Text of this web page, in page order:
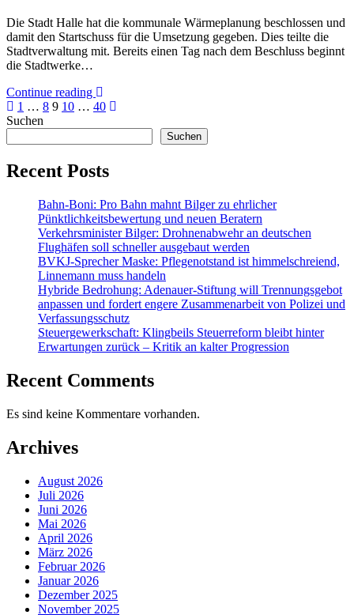
Die Stadt Halle hat die kommunale Wärmeplanung beschlossen und
damit den Startschuss für die Umsetzung gegeben. Dies teilte die
Stadtverwaltung mit. Bereits einen Tag nach dem Beschluss beginnt
die Stadtwerke…
Continue reading
Seitennummerierung
der
1 … 8 9 10 … 40
Suchen
Suchen
Recent Posts
Bahn-Boni: Pro Bahn mahnt Bilger zu ehrlicher
Pünktlichkeitsbewertung und neuen Beratern
Verkehrsminister Bilger: Drohnenabwehr an deutschen
Flughäfen soll schneller ausgebaut werden
BVKJ-Sprecher Maske: Pflegenotstand ist himmelschreiend,
Linnemann muss handeln
Hybride Bedrohung: Adenauer-Stiftung will Trennungsgebot
anpassen und fordert engere Zusammenarbeit von Polizei und
Verfassungsschutz
Steuergewerkschaft: Klingbeils Steuerreform bleibt hinter
Erwartungen zurück – Kritik an kalter Progression
Recent Comments
Es sind keine Kommentare vorhanden.
Archives
August 2026
Juli 2026
Juni 2026
Mai 2026
April 2026
März 2026
Februar 2026
Januar 2026
Dezember 2025
November 2025